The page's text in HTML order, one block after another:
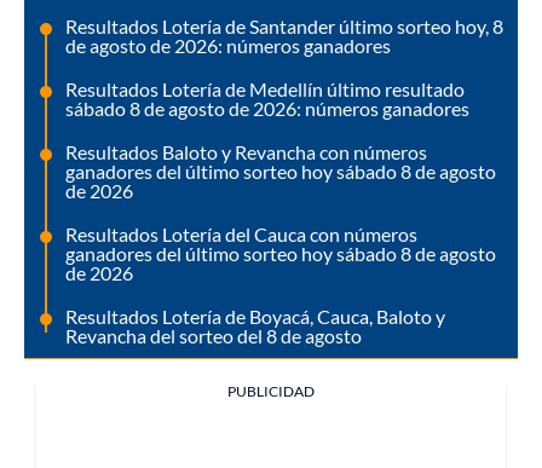
Resultados Lotería de Santander último sorteo hoy, 8
de agosto de 2026: números ganadores
Resultados Lotería de Medellín último resultado
sábado 8 de agosto de 2026: números ganadores
Resultados Baloto y Revancha con números
ganadores del último sorteo hoy sábado 8 de agosto
de 2026
Resultados Lotería del Cauca con números
ganadores del último sorteo hoy sábado 8 de agosto
de 2026
Resultados Lotería de Boyacá, Cauca, Baloto y
Revancha del sorteo del 8 de agosto
PUBLICIDAD